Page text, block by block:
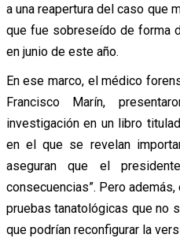
a una reapertura del caso que
que fue sobreseído de forma
en junio de este año.
En ese marco, el médico
Francisco Marín,
investigación en un libro
en el que se revelan
aseguran que el
consecuencias”. Pero
pruebas tanatológicas que no
que podrían reconfigurar la